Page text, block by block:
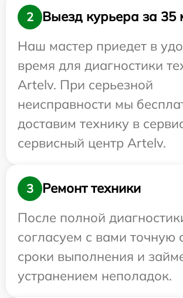
2
Выезд курьера за 35
Наш мастер приедет в
время для диагностики
Artelv. При серьезной
неисправности мы
доставим технику в
сервисный центр Artelv.
3
Ремонт техники
После полной
согласуем с вами точную
сроки выполнения и
устранением неполадок.